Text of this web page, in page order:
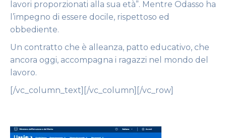
lavori proporzionati alla sua età”. Mentre Odasso ha
l’impegno di essere docile, rispettoso ed
obbediente.
Un contratto che è alleanza, patto educativo, che
ancora oggi, accompagna i ragazzi nel mondo del
lavoro.
[/vc_column_text][/vc_column][/vc_row]